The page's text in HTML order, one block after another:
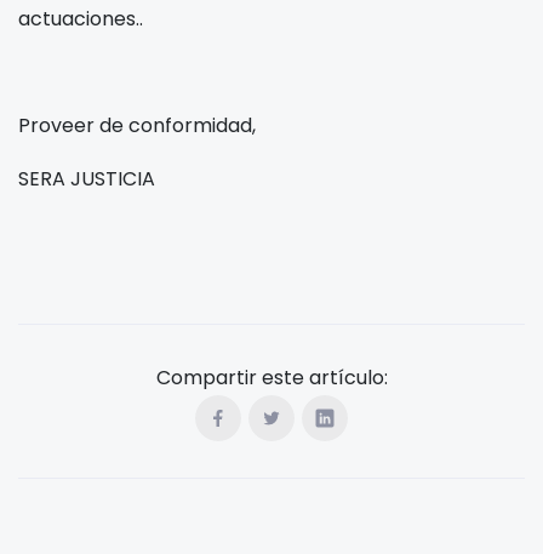
actuaciones..
Proveer de conformidad,
SERA JUSTICIA
Compartir este artículo: